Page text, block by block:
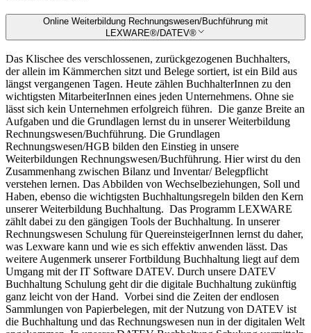
Online Weiterbildung Rechnungswesen/Buchführung mit
LEXWARE®/DATEV®
Das Klischee des verschlossenen, zurückgezogenen Buchhalters,
der allein im Kämmerchen sitzt und Belege sortiert, ist ein Bild aus
längst vergangenen Tagen. Heute zählen BuchhalterInnen zu den
wichtigsten MitarbeiterInnen eines jeden Unternehmens. Ohne sie
lässt sich kein Unternehmen erfolgreich führen. Die ganze Breite an
Aufgaben und die Grundlagen lernst du in unserer Weiterbildung
Rechnungswesen/Buchführung. Die Grundlagen
Rechnungswesen/HGB bilden den Einstieg in unsere
Weiterbildungen Rechnungswesen/Buchführung. Hier wirst du den
Zusammenhang zwischen Bilanz und Inventar/ Belegpflicht
verstehen lernen. Das Abbilden von Wechselbeziehungen, Soll und
Haben, ebenso die wichtigsten Buchhaltungsregeln bilden den Kern
unserer Weiterbildung Buchhaltung. Das Programm LEXWARE
zählt dabei zu den gängigen Tools der Buchhaltung. In unserer
Rechnungswesen Schulung für QuereinsteigerInnen lernst du daher,
was Lexware kann und wie es sich effektiv anwenden lässt. Das
weitere Augenmerk unserer Fortbildung Buchhaltung liegt auf dem
Umgang mit der IT Software DATEV. Durch unsere DATEV
Buchhaltung Schulung geht dir die digitale Buchhaltung zukünftig
ganz leicht von der Hand. Vorbei sind die Zeiten der endlosen
Sammlungen von Papierbelegen, mit der Nutzung von DATEV ist
die Buchhaltung und das Rechnungswesen nun in der digitalen Welt